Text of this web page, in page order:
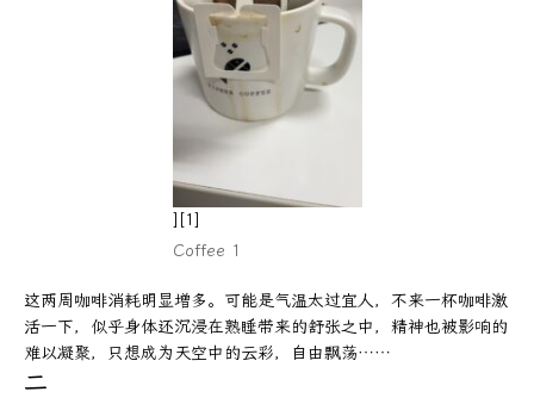
][1]
Coffee 1
这两周咖啡消耗明显增多。可能是气温太过宜人，不来一杯咖啡激
活一下，似乎身体还沉浸在熟睡带来的舒张之中，精神也被影响的
难以凝聚，只想成为天空中的云彩，自由飘荡……
二